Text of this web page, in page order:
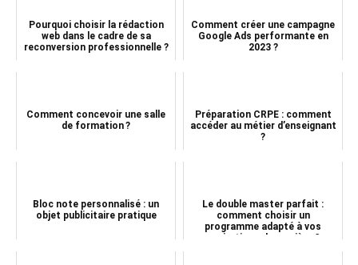
Pourquoi choisir la rédaction
web dans le cadre de sa
reconversion professionnelle ?
Comment créer une campagne
Google Ads performante en
2023 ?
Comment concevoir une salle
de formation ?
Préparation CRPE : comment
accéder au métier d’enseignant
?
Bloc note personnalisé : un
objet publicitaire pratique
Le double master parfait :
comment choisir un
programme adapté à vos
aspirations de carrière ?